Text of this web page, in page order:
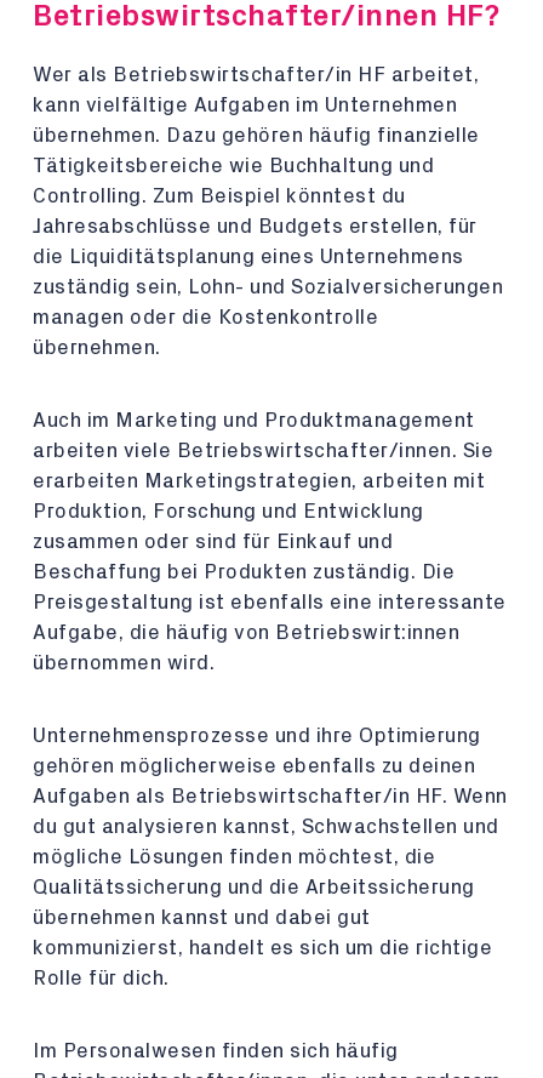
Betriebswirtschafter/innen HF?
Wer als Betriebswirtschafter/in HF arbeitet,
kann vielfältige Aufgaben im Unternehmen
übernehmen. Dazu gehören häufig finanzielle
Tätigkeitsbereiche wie Buchhaltung und
Controlling. Zum Beispiel könntest du
Jahresabschlüsse und Budgets erstellen, für
die Liquiditätsplanung eines Unternehmens
zuständig sein, Lohn- und Sozialversicherungen
managen oder die Kostenkontrolle
übernehmen.
Auch im Marketing und Produktmanagement
arbeiten viele Betriebswirtschafter/innen. Sie
erarbeiten Marketingstrategien, arbeiten mit
Produktion, Forschung und Entwicklung
zusammen oder sind für Einkauf und
Beschaffung bei Produkten zuständig. Die
Preisgestaltung ist ebenfalls eine interessante
Aufgabe, die häufig von Betriebswirt:innen
übernommen wird.
Unternehmensprozesse und ihre Optimierung
gehören möglicherweise ebenfalls zu deinen
Aufgaben als Betriebswirtschafter/in HF. Wenn
du gut analysieren kannst, Schwachstellen und
mögliche Lösungen finden möchtest, die
Qualitätssicherung und die Arbeitssicherung
übernehmen kannst und dabei gut
kommunizierst, handelt es sich um die richtige
Rolle für dich.
Im Personalwesen finden sich häufig